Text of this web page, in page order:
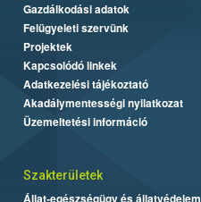
Gazdálkodási adatok
Felügyeleti szervünk
Projektek
Kapcsolódó linkek
Adatkezelési tájékoztató
Akadálymentességi nyilatkozat
Üzemeltetési információ
Szakterületek